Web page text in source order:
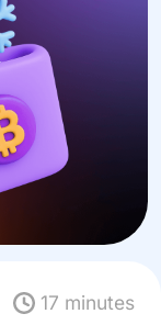
17 minutes